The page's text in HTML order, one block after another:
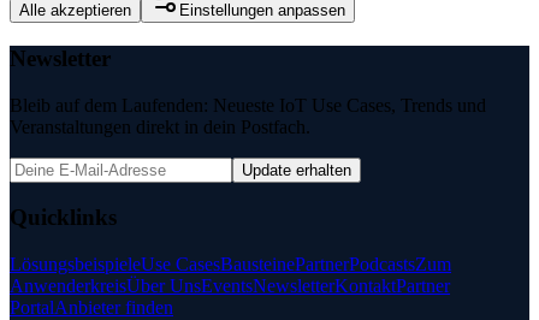
Alle akzeptieren Einstellungen anpassen
Newsletter
Bleib auf dem Laufenden: Neueste IoT Use Cases, Trends und
Veranstaltungen direkt in dein Postfach.
Update erhalten
Quicklinks
LösungsbeispieleUse CasesBausteinePartnerPodcastsZum
AnwenderkreisÜber UnsEventsNewsletterKontaktPartner
PortalAnbieter finden